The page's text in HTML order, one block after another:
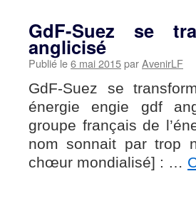
GdF-Suez se
anglicisé
Publié le6 mai 2015parAvenirLF
GdF-Suez se
énergie engie gdf
groupe français de
nom sonnait par trop
chœur mondialisé] : …